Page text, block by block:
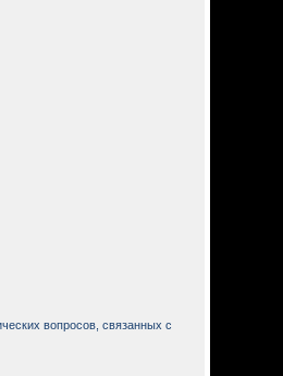
вопросов, связанных с